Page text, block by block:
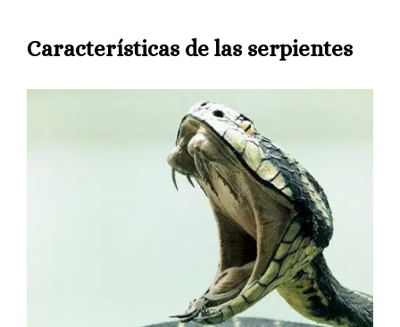
Características de las serpientes